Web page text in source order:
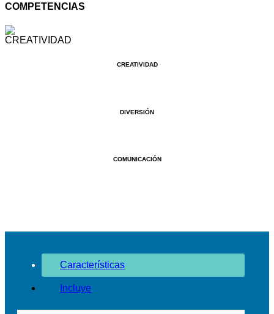
COMPETENCIAS
CREATIVIDAD
DIVERSIÓN
COMUNICACIÓN
Características
Incluye